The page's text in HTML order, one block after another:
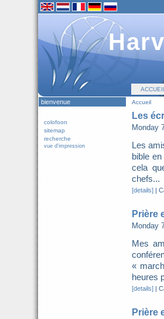
ACCUEIL
Accueil
Les
Monday
Les
bible
cela
chefs...
[details]|
Prière
Monday
Mes
«
heures
[details]|
Prière
bienvenue
colofoon
sitemap
recherche
vue d'impression